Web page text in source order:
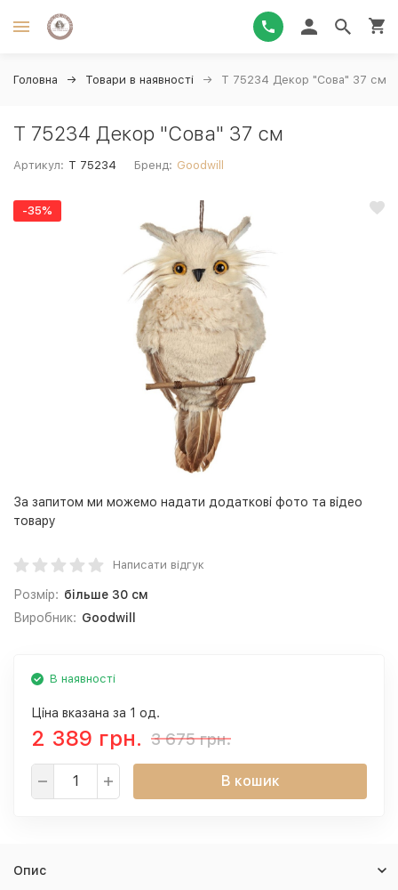
Головна Товари в наявності T 75234 Декор "Сова" 37 см
T 75234 Декор "Сова" 37 см
Артикул: T 75234 Бренд: Goodwill
-35%
За запитом ми можемо надати додаткові фото та відео
товару
Написати відгук
Розмір: більше 30 см
Виробник: Goodwill
В наявності
Ціна вказана за 1 од.
2 389 грн. 3 675 грн.
В кошик
Опис